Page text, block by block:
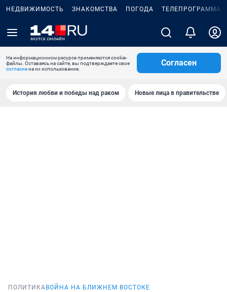
НЕДВИЖИМОСТЬ ЗНАКОМСТВА ПОГОДА ТЕЛЕПРОГРАММА
На информационном ресурсе применяются cookie-
файлы. Оставаясь на сайте, вы подтверждаете свое
согласиена их использование.
Согласен
История любви и победы над раком Новые лица в правительстве
ПОЛИТИКА ВОЙНА НА БЛИЖНЕМ ВОСТОКЕ